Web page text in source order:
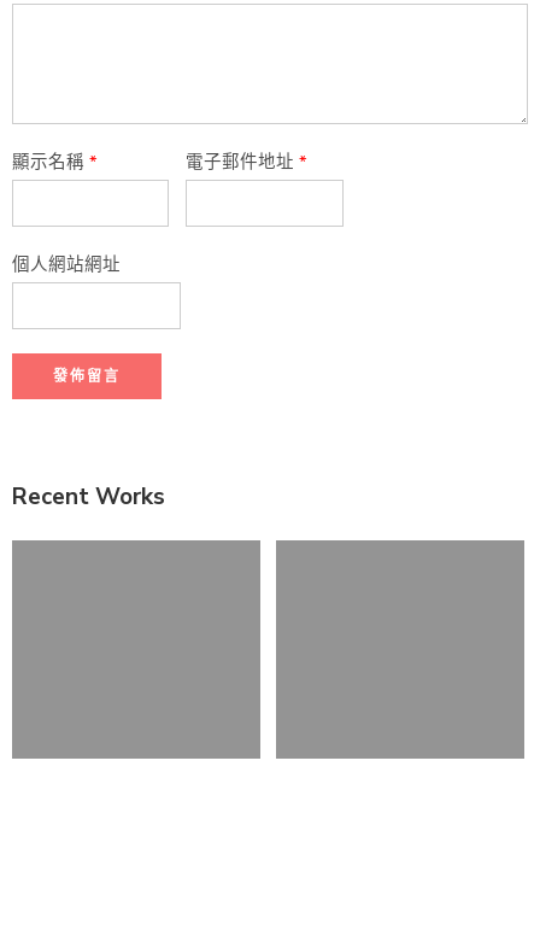
顯示名稱 * 電子郵件地址*
個人網站網址
Recent Works